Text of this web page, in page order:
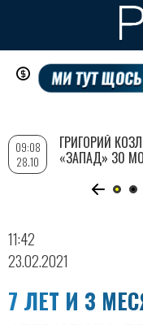
Перейти
содержанию
11:42
23.02.2021
7 ЛЕТ И 3
09:08
28.10
ГРИГОРИЙ
«ЗАПАД» 30